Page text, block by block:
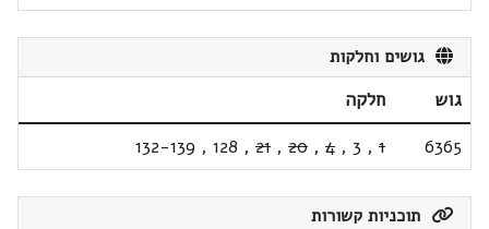
גושים וחלקות
גוש
חלקה
6365
1
,
3
,
4
,
20
,
21
,
128
,
132-139
תוכניות קשורות